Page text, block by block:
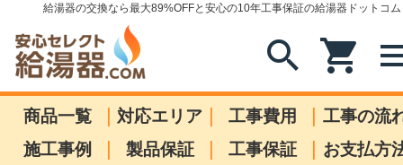
給湯器の交換なら最大89%OFFと安心の10年工事保証の給湯器ドットコム
search shopping_cart
商品一覧 | 対応エリア | 工事費用 | 工事の流
施工事例
| 製品保証 | 工事保証 | お支払方